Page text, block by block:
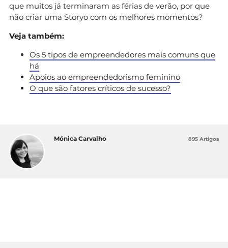
que muitos já terminaram as férias de verão, por que
não criar uma Storyo com os melhores momentos?
Veja também:
Os 5 tipos de empreendedores mais comuns que
há
Apoios ao empreendedorismo feminino
O que são fatores críticos de sucesso?
Mónica Carvalho 895 Artigos